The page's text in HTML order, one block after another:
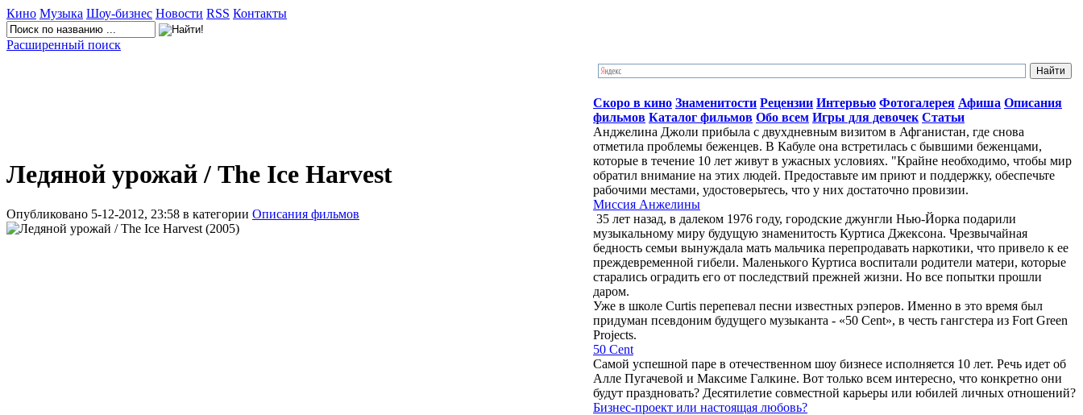
Кино Музыка Шоу-бизнес Новости RSS Контакты
Расширенный поиск
Ледяной урожай / The Ice Harvest
Опубликовано 5-12-2012, 23:58 в категории Описания фильмов
Скоро в кино Знаменитости Рецензии Интервью Фотогалерея Афиша Описания
фильмов Каталог фильмов Обо всем Игры для девочек Статьи
Анджелина Джоли прибыла с двухдневным визитом в Афганистан, где снова
отметила проблемы беженцев. В Кабуле она встретилась с бывшими беженцами,
которые в течение 10 лет живут в ужасных условиях. "Крайне необходимо, чтобы мир
обратил внимание на этих людей. Предоставьте им приют и поддержку, обеспечьте
рабочими местами, удостоверьтесь, что у них достаточно провизии.
Миссия Анжелины
35 лет назад, в далеком 1976 году, городские джунгли Нью-Йорка подарили
музыкальному миру будущую знаменитость Куртиса Джексона. Чрезвычайная
бедность семьи вынуждала мать мальчика перепродавать наркотики, что привело к ее
преждевременной гибели. Маленького Куртиса воспитали родители матери, которые
старались оградить его от последствий прежней жизни. Но все попытки прошли
даром.
Уже в школе Curtis перепевал песни известных рэперов. Именно в это время был
придуман псевдоним будущего музыканта - «50 Cent», в честь гангстера из Fort Green
Projects.
50 Cent
Самой успешной паре в отечественном шоу бизнесе исполняется 10 лет. Речь идет об
Алле Пугачевой и Максиме Галкине. Вот только всем интересно, что конкретно они
будут праздновать? Десятилетие совместной карьеры или юбилей личных отношений?
Бизнес-проект или настоящая любовь?